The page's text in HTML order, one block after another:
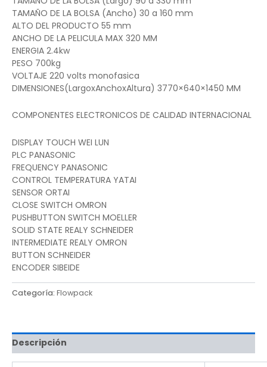
TAMAÑO DE LA BOLSA (Ancho) 30 a 160 mm
ALTO DEL PRODUCTO 55 mm
ANCHO DE LA PELICULA MAX 320 MM
ENERGIA 2.4kw
PESO 700kg
VOLTAJE 220 volts monofasica
DIMENSIONES(LargoxAnchoxAltura) 3770×640×1450 MM
COMPONENTES ELECTRONICOS DE CALIDAD INTERNACIONAL
DISPLAY TOUCH WEI LUN
PLC PANASONIC
FREQUENCY PANASONIC
CONTROL TEMPERATURA YATAI
SENSOR ORTAI
CLOSE SWITCH OMRON
PUSHBUTTON SWITCH MOELLER
SOLID STATE REALY SCHNEIDER
INTERMEDIATE REALY OMRON
BUTTON SCHNEIDER
ENCODER SIBEIDE
Categoría: Flowpack
Descripción